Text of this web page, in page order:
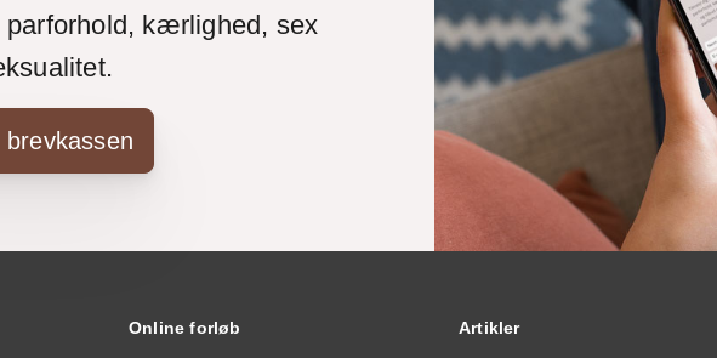
kærlighed, sex
brevkassen
Online forløb Artikler